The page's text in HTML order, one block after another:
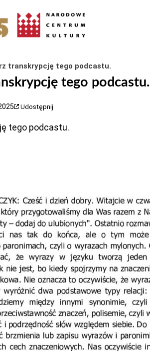
transkrypcję tego podcastu.
tego podcastu.
Udostępnij